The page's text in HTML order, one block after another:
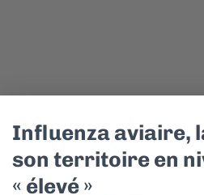
a
Influenza aviaire,
son territoire en
« élevé »